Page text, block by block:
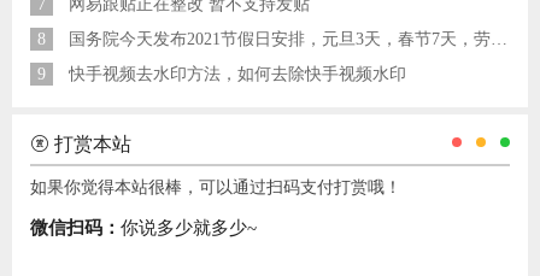
7
网易跟贴正在整改 暂不支持发贴
8
国务院今天发布2021节假日安排，元旦3天，春节7天，劳动节5天
9
快手视频去水印方法，如何去除快手视频水印
打赏本站
如果你觉得本站很棒，可以通过扫码支付打赏哦！
微信扫码： 你说多少就多少~